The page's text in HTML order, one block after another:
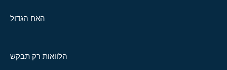
האח הגדול
הלוואות רק תבקש